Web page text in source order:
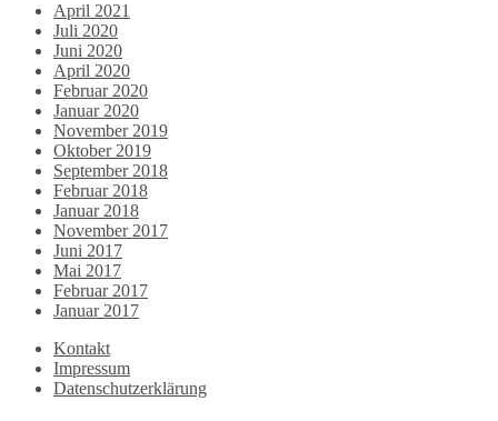
April 2021
Juli 2020
Juni 2020
April 2020
Februar 2020
Januar 2020
November 2019
Oktober 2019
September 2018
Februar 2018
Januar 2018
November 2017
Juni 2017
Mai 2017
Februar 2017
Januar 2017
Kontakt
Impressum
Datenschutzerklärung